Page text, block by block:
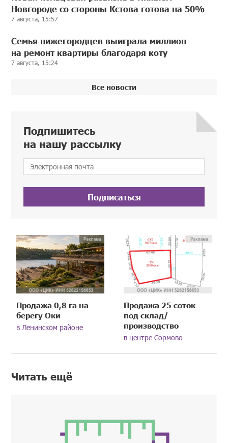
Новгороде со стороны Кстова готова на 50%
7 августа, 15:57
Семья нижегородцев выиграла миллион
на ремонт квартиры благодаря коту
7 августа, 15:24
Все новости
Подпишитесь
на нашу рассылку
Подписаться
Продажа 0,8 га на
берегу Оки
в Ленинском районе
Продажа 25 соток
под склад/
производство
в центре Сормово
Читать ещё